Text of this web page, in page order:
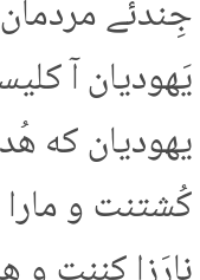
جِندئے مردمان
یَهودیان آ
یهودیان که
کُشتنت و مارا